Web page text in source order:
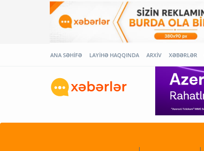
ANA SƏHİFƏ LAYİHƏ HAQQINDA ARXİV XƏBƏRLƏR